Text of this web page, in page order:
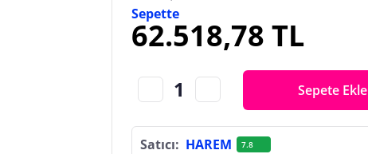
Sepette
62.518,78 TL
Sepete Ekle
Satıcı: HAREM 7.8